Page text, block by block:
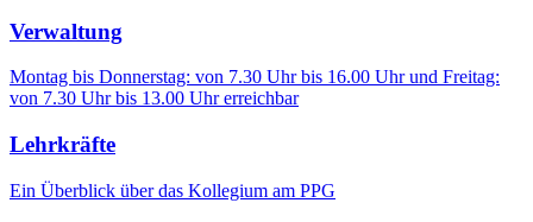
Verwaltung
Montag bis Donnerstag: von 7.30 Uhr bis 16.00 Uhr und Freitag:
von 7.30 Uhr bis 13.00 Uhr erreichbar
Lehrkräfte
Ein Überblick über das Kollegium am PPG